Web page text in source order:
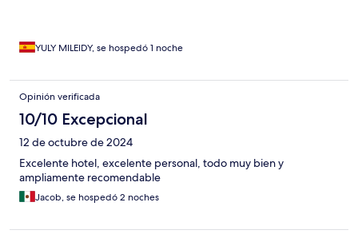
YULY MILEIDY, se hospedó 1 noche
Opinión verificada
10/10 Excepcional
12 de octubre de 2024
Excelente hotel, excelente personal, todo muy bien y
ampliamente recomendable
Jacob, se hospedó 2 noches